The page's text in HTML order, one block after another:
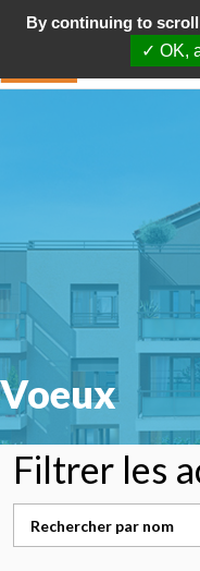
Voeux
Filtrer les
By continuing to
✓ OK,